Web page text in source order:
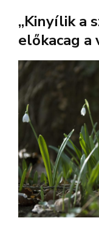
„Kinyílik a
előkacag a